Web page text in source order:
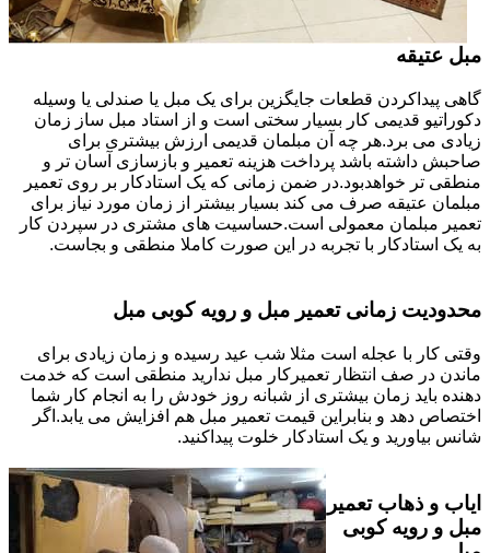
مبل عتیقه
گاهی پیداکردن قطعات جایگزین برای یک مبل یا صندلی یا وسیله
دکوراتیو قدیمی کار بسیار سختی است و از استاد مبل ساز زمان
زیادی می برد.هر چه آن مبلمان قدیمی ارزش بیشتری برای
صاحبش داشته باشد پرداخت هزینه تعمیر و بازسازی آسان تر و
منطقی تر خواهدبود.در ضمن زمانی که یک استادکار بر روی تعمیر
مبلمان عتیقه صرف می کند بسیار بیشتر از زمان مورد نیاز برای
تعمیر مبلمان معمولی است.حساسیت های مشتری در سپردن کار
به یک استادکار با تجربه در این صورت کاملا منطقی و بجاست.
محدودیت زمانی تعمیر مبل و رویه کوبی مبل
وقتی کار با عجله است مثلا شب عید رسیده و زمان زیادی برای
ماندن در صف انتظار تعمیرکار مبل ندارید منطقی است که خدمت
دهنده باید زمان بیشتری از شبانه روز خودش را به انجام کار شما
اختصاص دهد و بنابراین قیمت تعمیر مبل هم افزایش می یابد.اگر
شانس بیاورید و یک استادکار خلوت پیداکنید.
ایاب و ذهاب تعمیر
مبل و رویه کوبی